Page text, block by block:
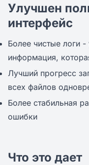
Улучшен
интерфейс
Более чистые логи -
информация,
Лучший прогресс
всех файлов
Более стабильная
ошибки
Что это дает